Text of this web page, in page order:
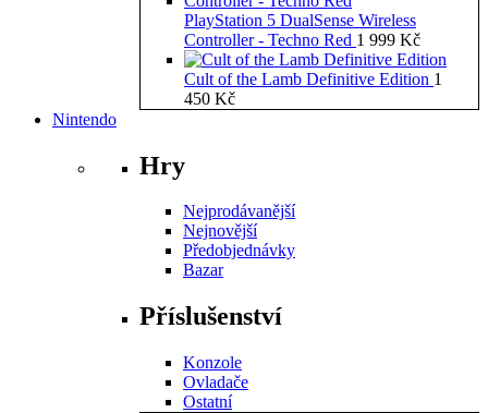
PlayStation 5 DualSense Wireless
Controller - Techno Red 1 999 Kč
Cult of the Lamb Definitive Edition 1
450 Kč
Nintendo
Hry
Nejprodávanější
Nejnovější
Předobjednávky
Bazar
Příslušenství
Konzole
Ovladače
Ostatní